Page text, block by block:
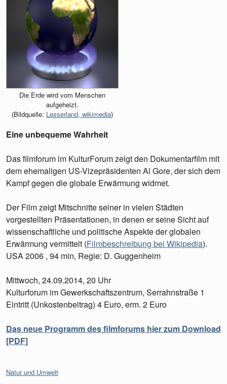
Die Erde wird vom Menschen
aufgeheizt.
(Bildquelle: Lesserland, wikimedia)
Eine unbequeme Wahrheit
Das filmforum im KulturForum zeigt den Dokumentarfilm mit
dem ehemaligen US-Vizepräsidenten Al Gore, der sich dem
Kampf gegen die globale Erwärmung widmet.
Der Film zeigt Mitschnitte seiner in vielen Städten
vorgestellten Präsentationen, in denen er seine Sicht auf
wissenschaftliche und politische Aspekte der globalen
Erwärmung vermittelt (Filmbeschreibung bei Wikipedia).
USA 2006 , 94 min, Regie: D. Guggenheim
Mittwoch, 24.09.2014, 20 Uhr
Kulturforum im Gewerkschaftszentrum, Serrahnstraße 1
Eintritt (Unkostenbeitrag) 4 Euro, erm. 2 Euro
Das neue Programm des filmforums hier zum Download
[PDF]
Kategorien:
Natur und Umwelt